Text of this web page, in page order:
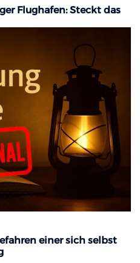
Flughafen: Steckt das
einer sich selbst